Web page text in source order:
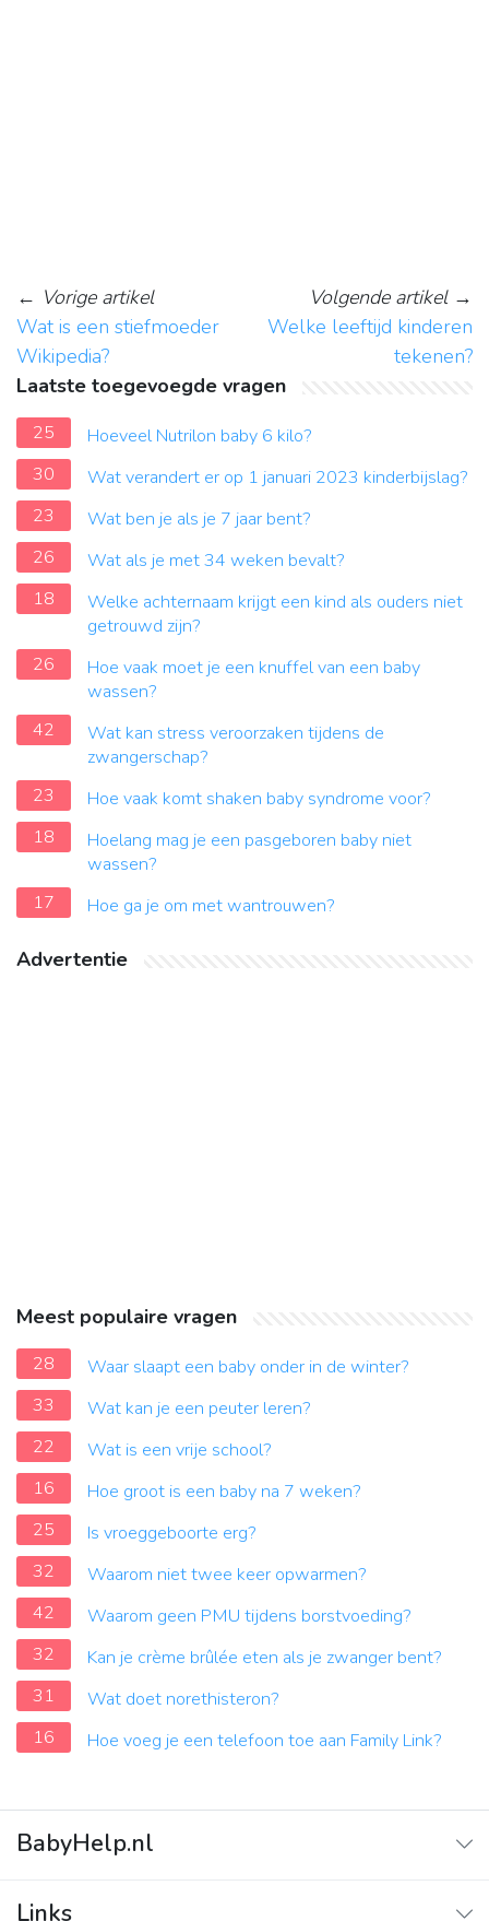
← Vorige artikel
Wat is een stiefmoeder
Wikipedia?
Volgende artikel→
Welke leeftijd kinderen
tekenen?
Laatste toegevoegde vragen
25
Hoeveel Nutrilon baby 6 kilo?
30
Wat verandert er op 1 januari 2023 kinderbijslag?
23
Wat ben je als je 7 jaar bent?
26
Wat als je met 34 weken bevalt?
18
Welke achternaam krijgt een kind als ouders niet
getrouwd zijn?
26
Hoe vaak moet je een knuffel van een baby
wassen?
42
Wat kan stress veroorzaken tijdens de
zwangerschap?
23
Hoe vaak komt shaken baby syndrome voor?
18
Hoelang mag je een pasgeboren baby niet
wassen?
17
Hoe ga je om met wantrouwen?
Advertentie
Meest populaire vragen
28
Waar slaapt een baby onder in de winter?
33
Wat kan je een peuter leren?
22
Wat is een vrije school?
16
Hoe groot is een baby na 7 weken?
25
Is vroeggeboorte erg?
32
Waarom niet twee keer opwarmen?
42
Waarom geen PMU tijdens borstvoeding?
32
Kan je crème brûlée eten als je zwanger bent?
31
Wat doet norethisteron?
16
Hoe voeg je een telefoon toe aan Family Link?
BabyHelp.nl
Links